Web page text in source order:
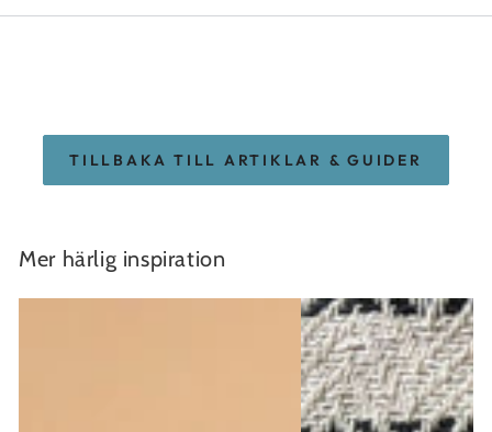
TILLBAKA TILL ARTIKLAR & GUIDER
Mer härlig inspiration